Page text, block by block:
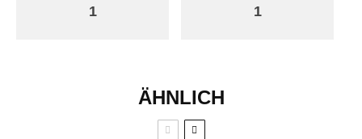
1 1
ÄHNLICH